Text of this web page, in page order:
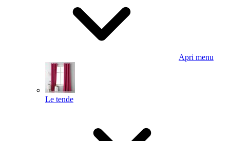
Apri menu
Le tende